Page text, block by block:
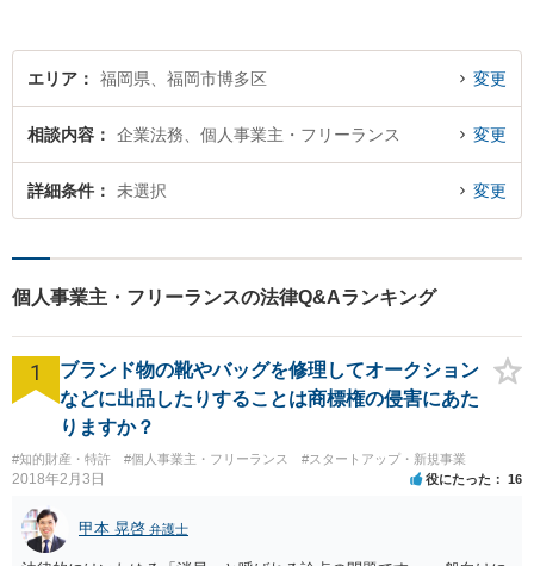
エリア 福岡県、福岡市博多区 変更
相談内容 企業法務、個人事業主・フリーランス 変更
詳細条件 未選択 変更
個人事業主・フリーランスの法律Q&Aランキング
1
ブランド物の靴やバッグを修理してオークション
などに出品したりすることは商標権の侵害にあた
りますか？
#知的財産・特許 #個人事業主・フリーランス #スタートアップ・新規事業
2018年2月3日 役にたった 16
甲本 晃啓 弁護士